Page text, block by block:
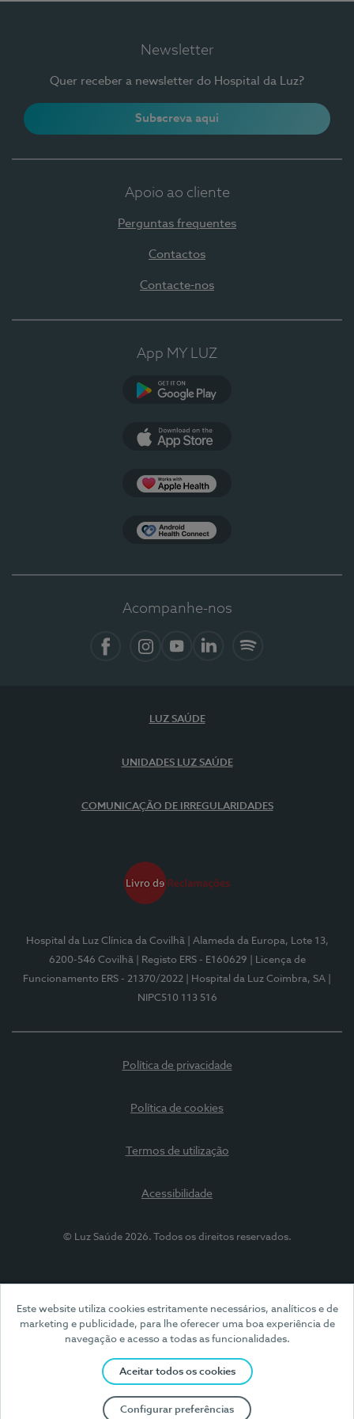
Este website utiliza cookies estritamente necessários, analíticos e de
marketing e publicidade, para lhe oferecer uma boa experiência de
navegação e acesso a todas as funcionalidades.
Aceitar todos os cookies
Configurar preferências
Newsletter
Quer receber a newsletter do Hospital da Luz?
Subscreva aqui
Apoio ao cliente
Perguntas frequentes
Contactos
Contacte-nos
App MY LUZ
Acompanhe-nos
LUZ SAÚDE
UNIDADES LUZ SAÚDE
COMUNICAÇÃO DE IRREGULARIDADES
Hospital da Luz Clínica da Covilhã
| Alameda da Europa, Lote 13,
6200-546 Covilhã
| Registo ERS - E160629
| Licença de
Funcionamento ERS - 21370/2022
| Hospital da Luz Coimbra, SA
NIPC510 113 516
Política de privacidade
Política de cookies
Termos de utilização
Acessibilidade
© Luz Saúde 2026. Todos os direitos reservados.